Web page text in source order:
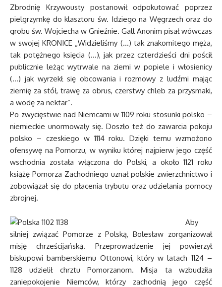
Zbrodnię Krzywousty postanowił odpokutować poprzez
pielgrzymkę do klasztoru św. Idziego na Węgrzech oraz do
grobu św. Wojciecha w Gnieźnie. Gall Anonim pisał wówczas
w swojej KRONICE „Widzieliśmy (…) tak znakomitego męża,
tak potężnego księcia (…), jak przez czterdzieści dni pościł
publicznie leżąc wytrwale na ziemi w popiele i włosienicy
(…) jak wyrzekł się obcowania i rozmowy z ludźmi mając
ziemię za stół, trawę za obrus, czerstwy chleb za przysmaki,
a wodę za nektar”.
Po zwycięstwie nad Niemcami w 1109 roku stosunki polsko –
niemieckie unormowały się. Doszło też do zawarcia pokoju
polsko – czeskiego w 1114 roku. Dzięki temu wzmożono
ofensywę na Pomorzu, w wyniku której najpierw jego część
wschodnia została włączona do Polski, a około 1121 roku
książę Pomorza Zachodniego uznał polskie zwierzchnictwo i
zobowiązał się do płacenia trybutu oraz udzielania pomocy
zbrojnej.
Aby
silniej związać Pomorze z Polską, Bolesław zorganizował
misję chrześcijańską. Przeprowadzenie jej powierzył
biskupowi bamberskiemu Ottonowi, który w latach 1124 –
1128 udzielił chrztu Pomorzanom. Misja ta wzbudziła
zaniepokojenie Niemców, którzy zachodnią jego część